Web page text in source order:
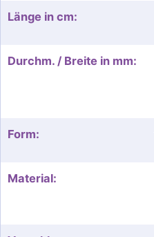
Länge in cm:
Durchm. / Breite in mm:
Form:
Material: